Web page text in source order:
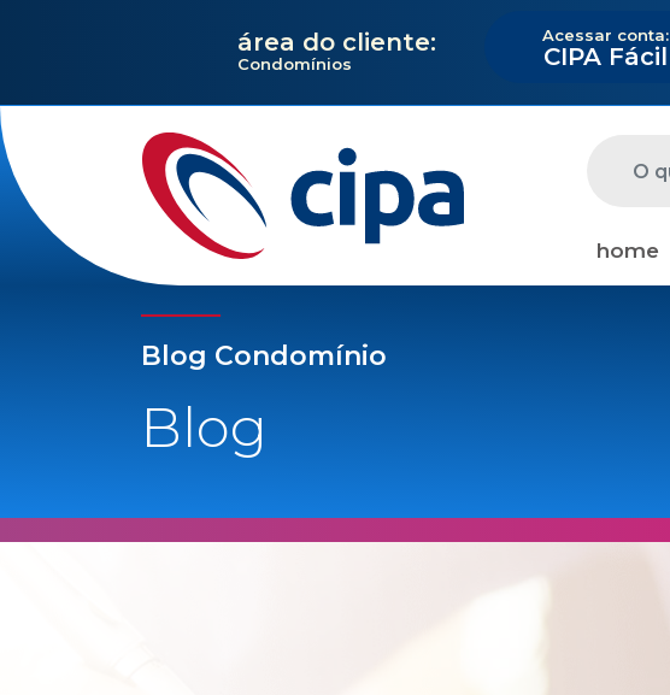
área do cliente:
Condomínios
Acessar conta:
CIPA Fácil
home
Blog Condomínio
Blog